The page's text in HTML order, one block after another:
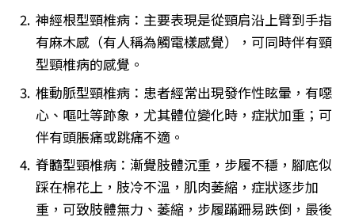
神經根型頸椎病：主要表現是從頸肩沿上臂到手指
有麻木感（有人稱為觸電樣感覺），可同時伴有頸
型頸椎病的感覺。
椎動脈型頸椎病：患者經常出現發作性眩暈，有噁
心、嘔吐等跡象，尤其體位變化時，症狀加重；可
伴有頭脹痛或跳痛不適。
脊髓型頸椎病：漸覺肢體沉重，步履不穩，腳底似
踩在棉花上，肢冷不溫，肌肉萎縮，症狀逐步加
重，可致肢體無力、萎縮，步履蹣跚易跌倒，最後